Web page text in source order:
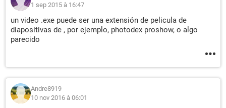
1 sep 2015 à 16:47
un video .exe puede ser una extensión de pelicula de
diapositivas de , por ejemplo, photodex proshow, o algo
parecido
Andre8919
10 nov 2016 à 06:01